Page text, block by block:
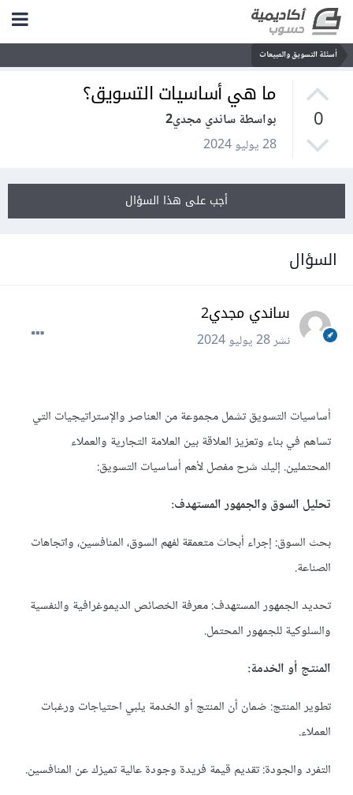
أسئلة التسويق والمبيعات
0
ما هي أساسيات التسويق؟
بواسطة ساندي مجدي2
28 يوليو 2024
أجب على هذا السؤال
السؤال
ساندي مجدي2
نشر28 يوليو 2024
أساسيات التسويق تشمل مجموعة من العناصر والإستراتيجيات التي
تساهم في بناء وتعزيز العلاقة بين العلامة التجارية والعملاء
المحتملين. إليك شرح مفصل لأهم أساسيات التسويق:
تحليل السوق والجمهور المستهدف:
بحث السوق: إجراء أبحاث متعمقة لفهم السوق، المنافسين، واتجاهات
الصناعة.
تحديد الجمهور المستهدف: معرفة الخصائص الديموغرافية والنفسية
والسلوكية للجمهور المحتمل.
المنتج أو الخدمة:
تطوير المنتج: ضمان أن المنتج أو الخدمة يلبي احتياجات ورغبات
العملاء.
التفرد والجودة: تقديم قيمة فريدة وجودة عالية تميزك عن المنافسين.